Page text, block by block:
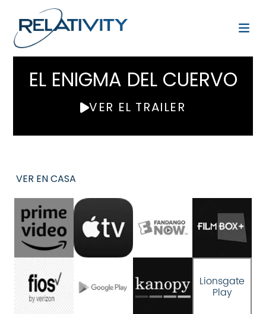
EL ENIGMA DEL CUERVO
VER EL TRAILER
VER EN CASA
Lionsgate
Play